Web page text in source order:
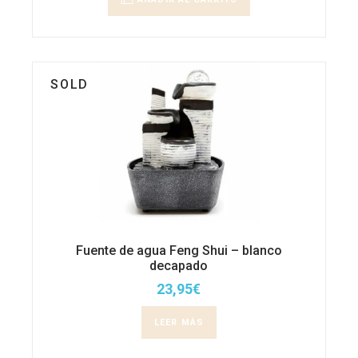
SOLD
Fuente de agua Feng Shui – blanco
decapado
23,95€
LEER MÁS